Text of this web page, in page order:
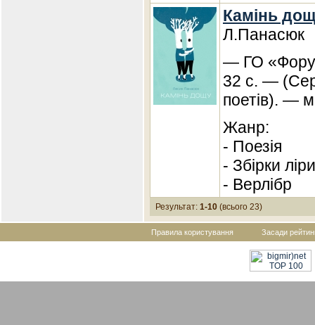
Камінь
Л.Панасюк
— ГО
32 с. —
поетів). —
Жанр:
- Поезія
- Збірки
- Верлібр
Результат: 1-10 (всього 23)
Правила користування Засади